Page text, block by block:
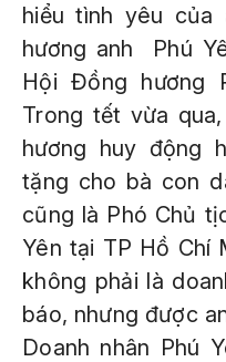
hiểu tình yêu của
hương anh Phú
Hội Đồng hương
Trong tết vừa
hương huy động
tặng cho bà con
cũng là Phó Chủ
Yên tại TP Hồ Chí
không phải là
báo, nhưng được
Doanh nhân Phú